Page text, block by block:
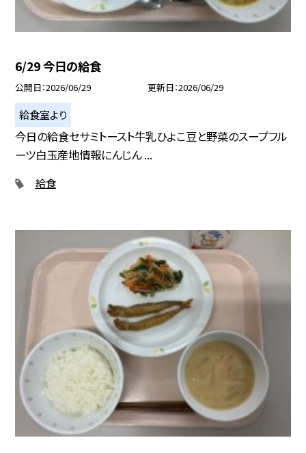
6/29 今日の給食
公開日 2026/06/29 更新日 2026/06/29
給食室より
今日の給食セサミトースト牛乳ひよこ豆と野菜のスープフル
ーツ白玉産地情報にんじん ...
給食